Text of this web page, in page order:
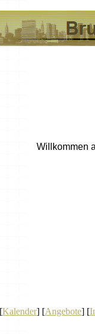
Willkommen
Kalender] [Angebote] [